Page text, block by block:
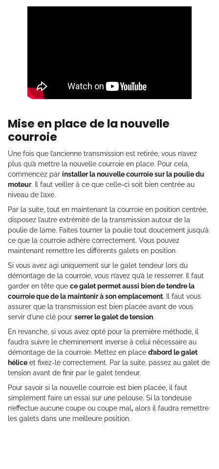
Mise en place de la nouvelle
courroie
Une fois que l’ancienne transmission est retirée, vous n’avez
plus qu’à mettre la nouvelle courroie en place. Pour cela,
commencez par installer la nouvelle courroie sur la poulie du
moteur. Il faut veiller à ce que celle-ci soit bien centrée au
niveau de l’axe.
Par la suite, tout en maintenant la courroie en position centrée,
disposez l’autre extrémité de la transmission autour de la
poulie de lame. Faites tourner la poulie tout doucement jusqu’à
ce que la courroie adhère correctement. Vous pouvez
maintenant remettre les différents galets en position.
Si vous avez agi uniquement sur le galet tendeur lors du
démontage de la courroie, vous n’avez qu’à le resserrer. Il faut
garder en tête que ce galet permet aussi bien de tendre la
courroie que de la maintenir à son emplacement. Il faut vous
assurer que la transmission est bien placée avant de vous
servir d’une clé pour serrer le galet de tension.
En revanche, si vous avez opté pour la première méthode, il
faudra suivre le cheminement inverse à celui nécessaire au
démontage de la courroie. Mettez en place d’abord le galet
hélice et fixez-le correctement. Par la suite, passez au galet de
tension avant de finir par le galet tendeur.
Pour savoir si la nouvelle courroie est bien placée, il faut
simplement faire un essai sur une pelouse. Si la tondeuse
n’effectue aucune coupe ou coupe mal, alors il faudra remettre
les galets dans une meilleure position.